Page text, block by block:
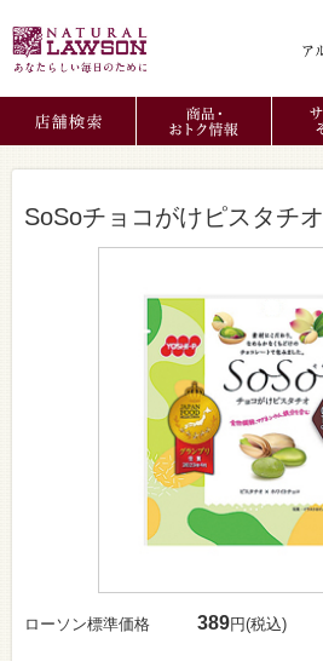
SoSoチョコがけピスタチオ
ローソン標準価格 389円(税込)